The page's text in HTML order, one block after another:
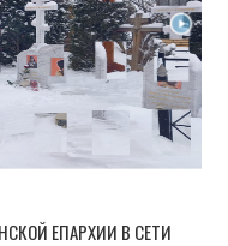
ЕПАРХИИ В СЕТИ